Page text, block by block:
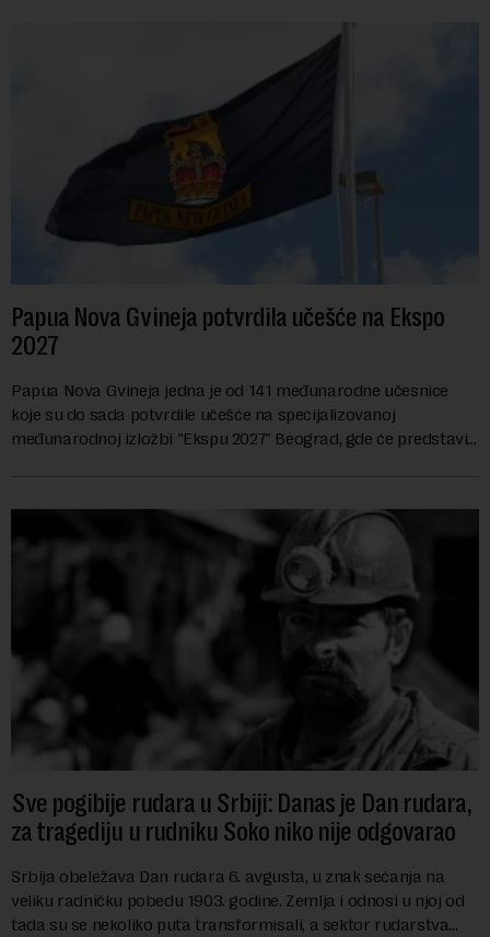
Papua Nova Gvineja potvrdila učešće na Ekspo
2027
Papua Nova Gvineja jedna je od 141 međunarodne učesnice
koje su do sada potvrdile učešće na specijalizovanoj
međunarodnoj izložbi "Ekspu 2027" Beograd, gde će predstaviti
Sve pogibije rudara u Srbiji: Danas je Dan rudara,
za tragediju u rudniku Soko niko nije odgovarao
Srbija obeležava Dan rudara 6. avgusta, u znak sećanja na
veliku radničku pobedu 1903. godine. Zemlja i odnosi u njoj od
tada su se nekoliko puta transformisali, a sektor rudarstva